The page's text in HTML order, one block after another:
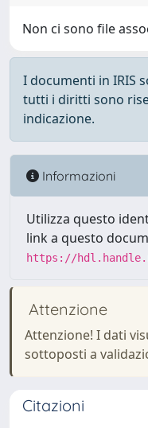
Non ci sono file
I documenti in IRIS
tutti i diritti sono
indicazione.
Informazioni
Utilizza questo
link a questo
https://
Attenzione
Attenzione! I dati
sottoposti a
Citazioni